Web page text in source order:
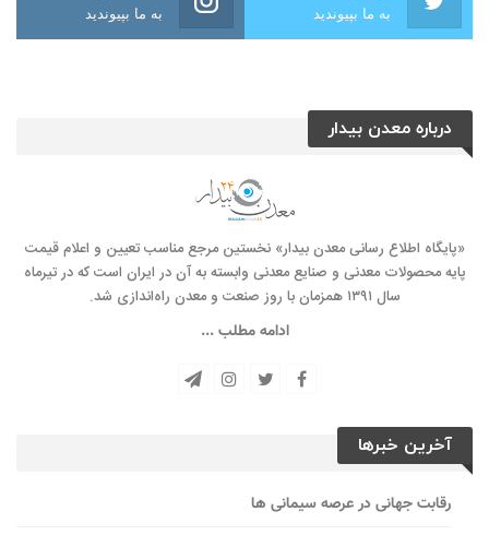
به ما بپیوندید به ما بپیوندید
درباره معدن بیدار
«پایگاه اطلاع رسانی معدن بیدار» نخستین مرجع مناسب تعیین و اعلام قیمت
پایه محصولات معدنی و صنایع معدنی وابسته به آن در ایران است که در تیرماه
سال ۱۳۹۱ همزمان با روز صنعت و معدن راه‌‌اندازی شد.
ادامه مطلب ...
آخرین خبرها
رقابت جهانی در عرصه سیمانی ها